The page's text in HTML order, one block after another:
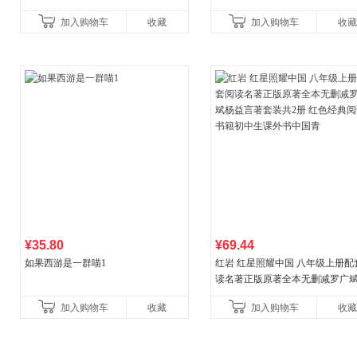
国青年出版社加入购物车 收藏
加入购物车
收藏
¥35.80
如果西游是一群喵1
加入购物车 收藏
¥69.44
红岩 红星照耀中国 八年级上册配
读名著正版原著全本无删减罗广
初中生课外书中国青
加入购物车 收藏